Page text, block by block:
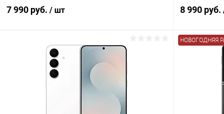
7 990 руб. / шт
В корзину
К сравнению
8 990 руб.
НОВОГОДНЯЯ